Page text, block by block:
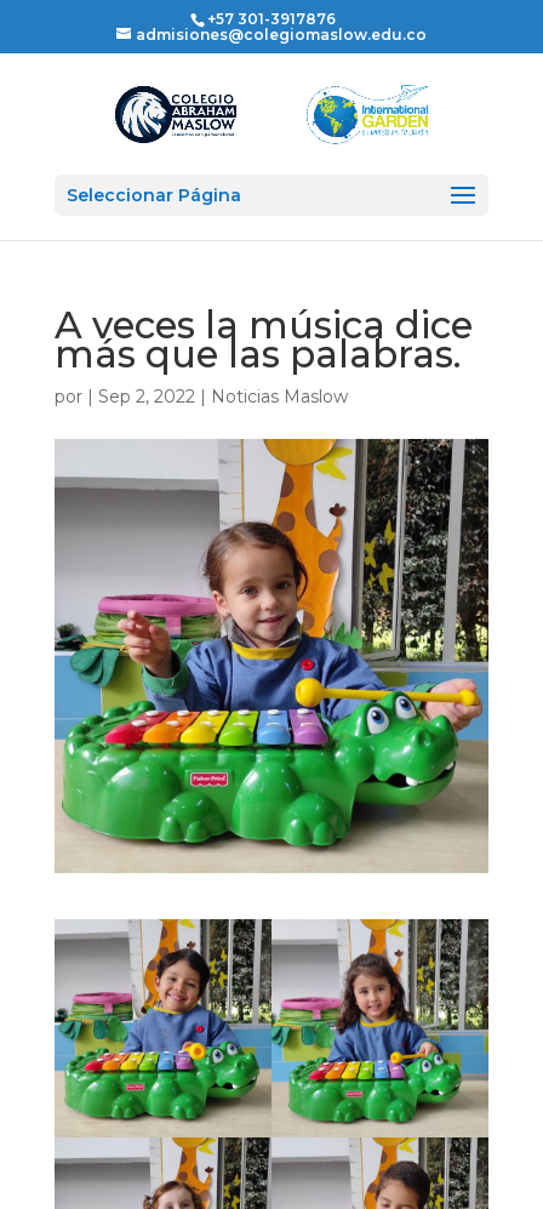
+57 301-3917876
admisiones@colegiomaslow.edu.co
Seleccionar Página
A veces la música dice
más que las palabras.
por | Sep 2, 2022| Noticias Maslow